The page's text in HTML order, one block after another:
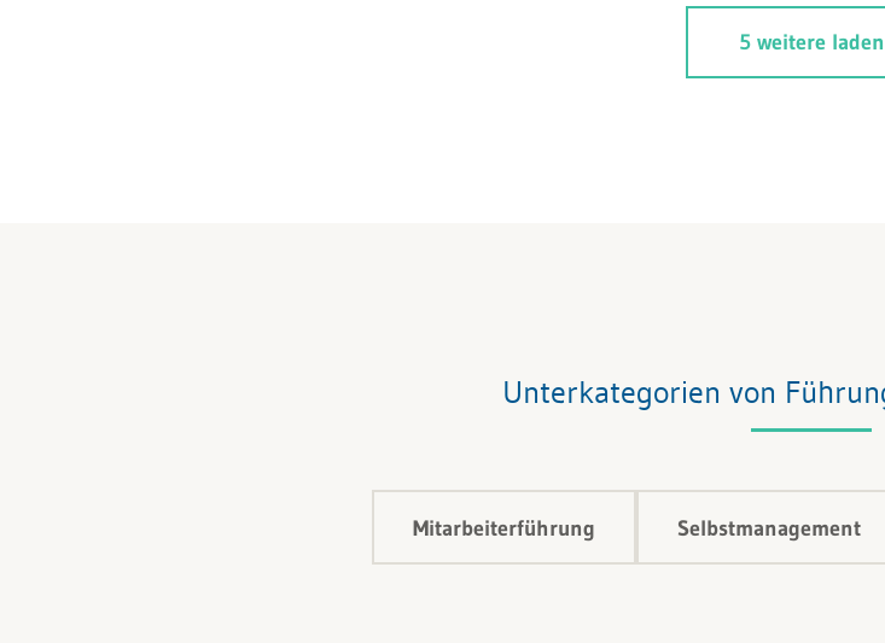
5 weitere laden
Unterkategorien von
Mitarbeiterführung Selbstmanagement